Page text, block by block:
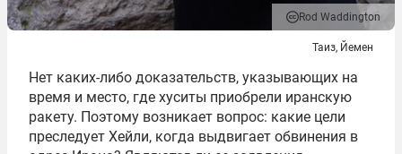
Rod Waddington
Таиз, Йемен
Нет каких-либо доказательств, указывающих на
время и место, где хуситы приобрели иранскую
ракету. Поэтому возникает вопрос: какие цели
преследует Хейли, когда выдвигает обвинения в